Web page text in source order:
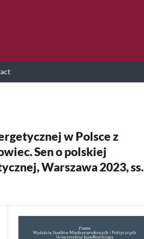
w Polsce z
Sen o polskiej
Warszawa 2023, ss.